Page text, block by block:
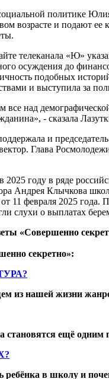
политике
возрасте и подают
телеканала «Ю»
осуждения до
подобных
и выступила за
все над
- сказала
и
Глава
в 2025 году в ряде
Андрея Клычкова
11 февраля 2025
слухи о выплатах
«Совершенно
секретно»:
из нашей жизни
становятся ещё
ребёнка в школу и